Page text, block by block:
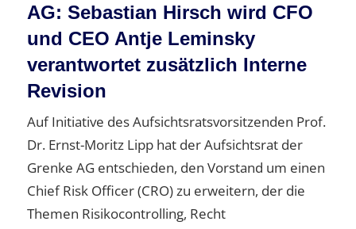
AG: Sebastian Hirsch wird CFO
und CEO Antje Leminsky
verantwortet zusätzlich Interne
Revision
Auf Initiative des Aufsichtsratsvorsitzenden Prof.
Dr. Ernst-Moritz Lipp hat der Aufsichtsrat der
Grenke AG entschieden, den Vorstand um einen
Chief Risk Officer (CRO) zu erweitern, der die
Themen Risikocontrolling, Recht